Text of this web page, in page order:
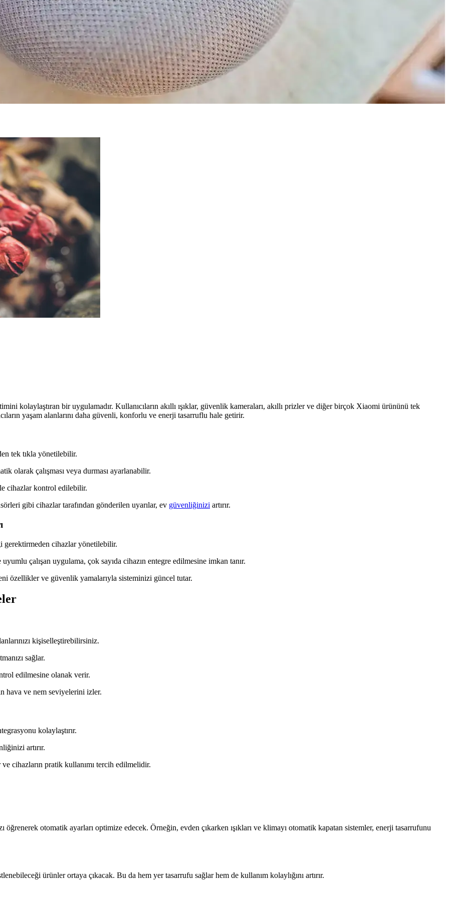
karşılanmadı. Donanım maliyetleri, yapay zeka algısı ve teknolojik gelişmeler gecikmeye neden oldu.
ve Ekosistem Sorunları
Siri'nin yetersizliği ve sınırlı entegrasyonlar nedeniyle kullanıcı beklentilerini karşılamıyor. iOS 27 güncellemesi kritik bir dönemeç.
ve Kullanıcı Endişeleri
yerel kontrol talebi artıyor. Google'ın stratejileri kullanıcı güvenini zedeliyor ve alternatif çözümler öne çıkıyor.
kolaylaştıran bir uygulamadır. Kullanıcıların akıllı ışıklar, güvenlik kameraları, akıllı prizler ve diğer birçok Xiaomi ürününü tek
yaşam alanlarını daha güvenli, konforlu ve enerji tasarruflu hale getirir.
tek tıkla yönetilebilir.
olarak çalışması veya durması ayarlanabilir.
cihazlar kontrol edilebilir.
gibi cihazlar tarafından gönderilen uyarılar, ev güvenliğinizi artırır.
gerektirmeden cihazlar yönetilebilir.
çalışan uygulama, çok sayıda cihazın entegre edilmesine imkan tanır.
özellikler ve güvenlik yamalarıyla sisteminizi güncel tutar.
kişiselleştirebilirsiniz.
sağlar.
edilmesine olanak verir.
hava ve nem seviyelerini izler.
kolaylaştırır.
artırır.
cihazların pratik kullanımı tercih edilmelidir.
öğrenerek otomatik ayarları optimize edecek. Örneğin, evden çıkarken ışıkları ve klimayı otomatik kapatan sistemler, enerji tasarrufunu
ürünler ortaya çıkacak. Bu da hem yer tasarrufu sağlar hem de kullanım kolaylığını artırır.